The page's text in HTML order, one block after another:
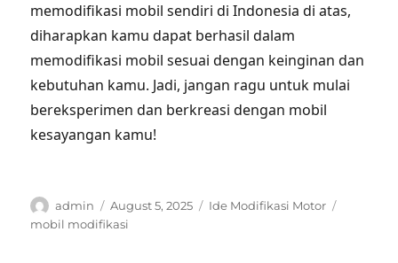
memodifikasi mobil sendiri di Indonesia di atas,
diharapkan kamu dapat berhasil dalam
memodifikasi mobil sesuai dengan keinginan dan
kebutuhan kamu. Jadi, jangan ragu untuk mulai
bereksperimen dan berkreasi dengan mobil
kesayangan kamu!
Author
admin
Posted
on
August 5, 2025 Categories
Ide Modifikasi Motor
mobil modifikasi